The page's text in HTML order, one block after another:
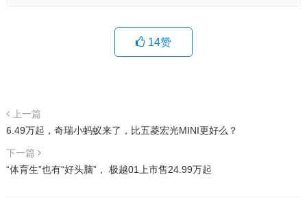
14赞
上一篇
6.49万起，奇瑞小蚂蚁来了，比五菱宏光MINI更好么？
下一篇
“体育生”也有“好头脑”， 极越01上市售24.99万起